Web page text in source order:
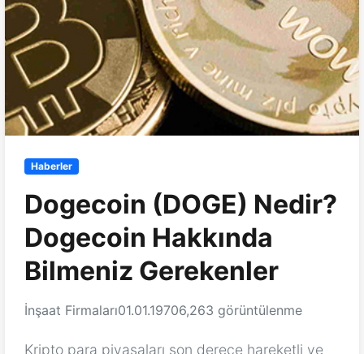
Haberler
Dogecoin (DOGE) Nedir?
Dogecoin Hakkında
Bilmeniz Gerekenler
İnşaat Firmaları01.01.19706,263 görüntülenme
Kripto para piyasaları son derece hareketli ve